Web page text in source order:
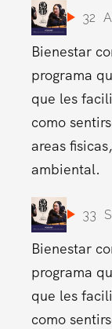
32
Bienestar
programa
que les
como
areas
ambiental.
33
Bienestar
programa
que les
como